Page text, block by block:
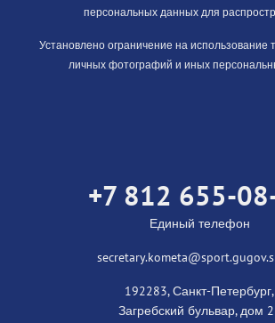
персональных данных для
Установлено ограничение на использование
личных фотографий и иных
+7 812 655-
Единый телефон
192283, Санкт-Петербург,
Загребский бульвар, дом